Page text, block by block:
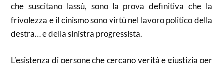
che suscitano lassù, sono la prova definitiva che la
frivolezza e il cinismo sono virtù nel lavoro politico della
destra… e della sinistra progressista.
L’esistenza di persone che cercano verità e giustizia per